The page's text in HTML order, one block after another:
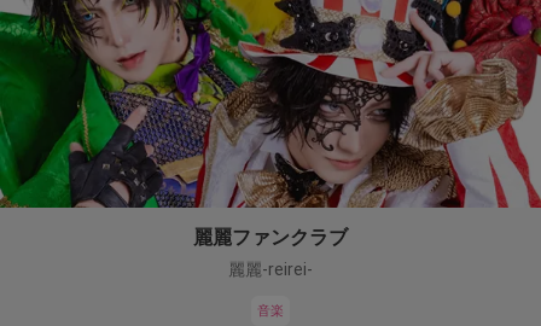
麗麗ファンクラブ
麗麗-reirei-
音楽